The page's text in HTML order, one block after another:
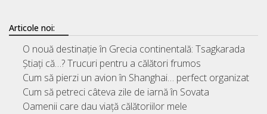
Articole noi:
O nouă destinație în Grecia continentală: Tsagkarada
Știați că…? Trucuri pentru a călători frumos
Cum să pierzi un avion în Shanghai… perfect organizat
Cum să petreci câteva zile de iarnă în Sovata
Oamenii care dau viață călătoriilor mele